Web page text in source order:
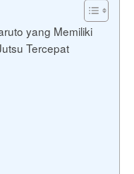
yang Memiliki
Tercepat